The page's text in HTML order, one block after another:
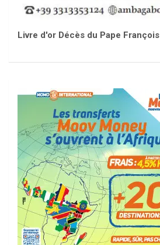
Livre d'or Décès du Pape François